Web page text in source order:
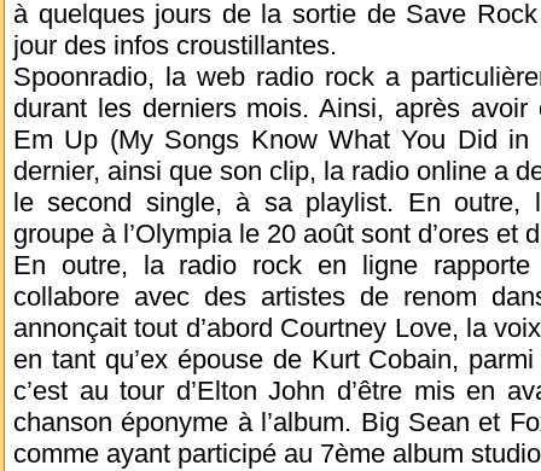
à quelques jours de la sortie de Save
jour des infos croustillantes.
Spoonradio, la web radio rock a
durant les derniers mois. Ainsi, après
Em Up (My Songs Know What You Did
dernier, ainsi que son clip, la radio online a
le second single, à sa playlist. En outre,
groupe à l’Olympia le 20 août sont d’ores et
En outre, la radio rock en ligne rapporte
collabore avec des artistes de renom
annonçait tout d’abord Courtney Love, la
en tant qu’ex épouse de Kurt Cobain,
c’est au tour d’Elton John d’être mis en
chanson éponyme à l’album. Big Sean et
comme ayant participé au 7ème album